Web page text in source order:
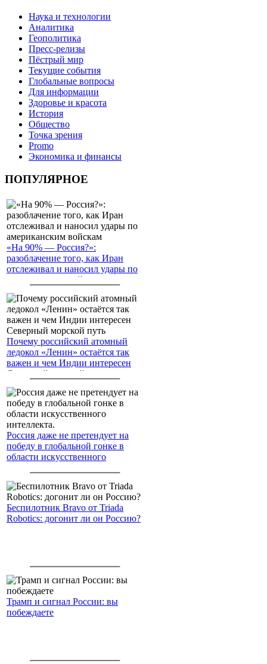
Наука и технологии
Аналитика
Геополитика
Пресс-релизы
Пёстрый мир
Текущие события
Глобальные вопросы
Для информации
Здоровье и красота
История
Общество
Точка зрения
Promo
Экономика и финансы
ПОПУЛЯРНОЕ
«На 90% — Россия?»:
разоблачение того, как Иран
отслеживал и наносил удары по
американским войскам
Почему российский атомный
ледокол «Ленин» остаётся так
важен и чем Индии интересен
Северный морской путь
Россия даже не претендует на
победу в глобальной гонке в
области искусственного
Беспилотник Bravo от Triada
Robotics: догонит ли он Россию?
Трамп и сигнал России: вы
побеждаете